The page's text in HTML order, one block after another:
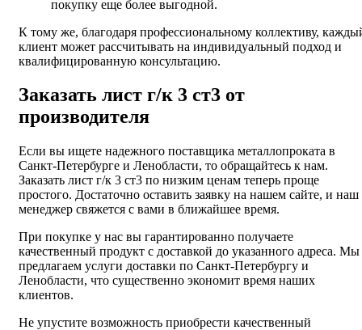
покупку еще более выгодной.
К тому же, благодаря профессиональному коллективу,
клиент может рассчитывать на индивидуальный подход и
квалифицированную консультацию.
Заказать лист г/к 3 ст3 от
производителя
Если вы ищете надежного поставщика металлопроката в
Санкт-Петербурге и Ленобласти, то обращайтесь к нам.
Заказать лист г/к 3 ст3 по низким ценам теперь проще
простого. Достаточно оставить заявку на нашем сайте, и наш
менеджер свяжется с вами в ближайшее время.
При покупке у нас вы гарантированно получаете
качественный продукт с доставкой до указанного адреса. Мы
предлагаем услуги доставки по Санкт-Петербургу и
Ленобласти, что существенно экономит время наших
клиентов.
Не упустите возможность приобрести качественный